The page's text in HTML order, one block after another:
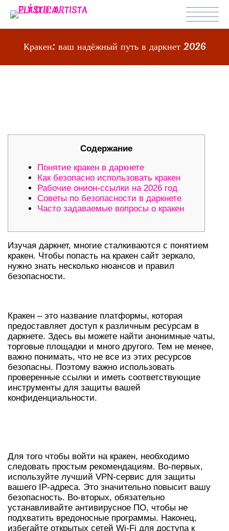
Кракен: ваш надёжный путь в даркнет 2026
Содержание
Понятие кракен в даркнете
Как безопасно использовать кракен
Рабочие онион-ссылки на 2026 год
Советы по безопасности в даркнете
Часто задаваемые вопросы о кракен
Изучая даркнет, многие сталкиваются с понятием
кракен. Чтобы попасть на кракен сайт зеркало,
нужно знать несколько нюансов и правил
безопасности.
Кракен – это название платформы, которая
предоставляет доступ к различным ресурсам в
даркнете. Здесь вы можете найти анонимные чаты,
торговые площадки и много другого. Тем не менее,
важно понимать, что не все из этих ресурсов
безопасны. Поэтому важно использовать
проверенные ссылки и иметь соответствующие
инструменты для защиты вашей
конфиденциальности.
Для того чтобы войти на кракен, необходимо
следовать простым рекомендациям. Во-первых,
используйте лучший VPN-сервис для защиты
вашего IP-адреса. Это значительно повысит вашу
безопасность. Во-вторых, обязательно
устанавливайте антивирусное ПО, чтобы не
подхватить вредоносные программы. Наконец,
избегайте открытых сетей Wi-Fi для доступа к